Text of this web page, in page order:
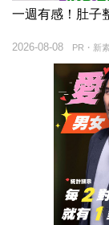
一週有感！肚子
PR・新
2026-08-08